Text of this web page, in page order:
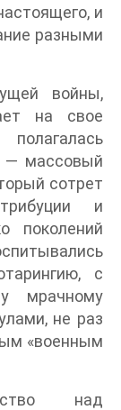
и
разными
войны,
на свое
— массовый
сотрет
и
поколений
с
мрачному
не раз
«военным
над